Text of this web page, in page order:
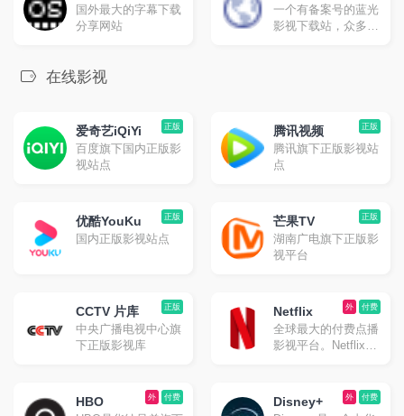
Subtitles
国外最大的字幕下载
分享网站
一个有备案号的蓝光
影视下载站，众多新
在线影视
正版
爱奇艺iQiYi
百度旗下国内正版影
视站点
正版
腾讯视频
腾讯旗下正版影视站
点
正版
优酷YouKu
国内正版影视站点
正版
芒果TV
湖南广电旗下正版影
视平台
正版
CCTV 片库
中央广播电视中心旗
下正版影视库
付费
外
Netflix
全球最大的付费点播
影视平台。Netflix是
播的OTT服务公司。
付费
外
HBO 付费
外
Disney+